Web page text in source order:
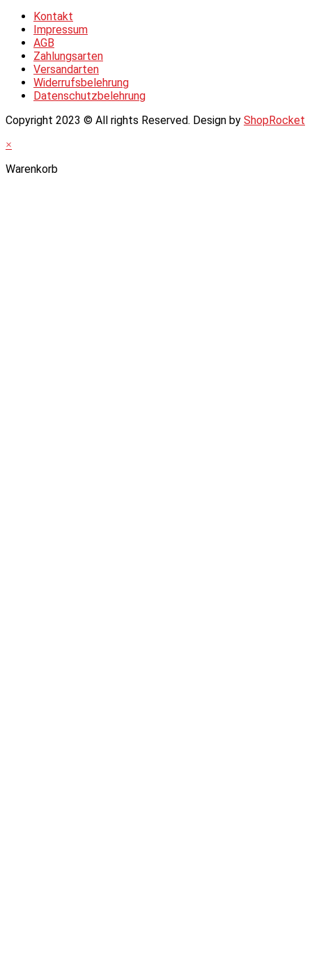
Kontakt
Impressum
AGB
Zahlungsarten
Versandarten
Widerrufsbelehrung
Datenschutzbelehrung
Copyright 2023 © All rights Reserved. Design by ShopRocket
×
Warenkorb